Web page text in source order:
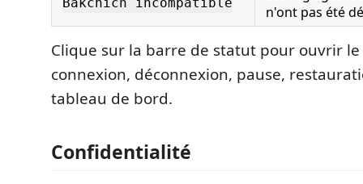
n'ont pas été
Clique sur la barre de statut pour ouvrir
connexion, déconnexion, pause,
tableau de bord.
Confidentialité